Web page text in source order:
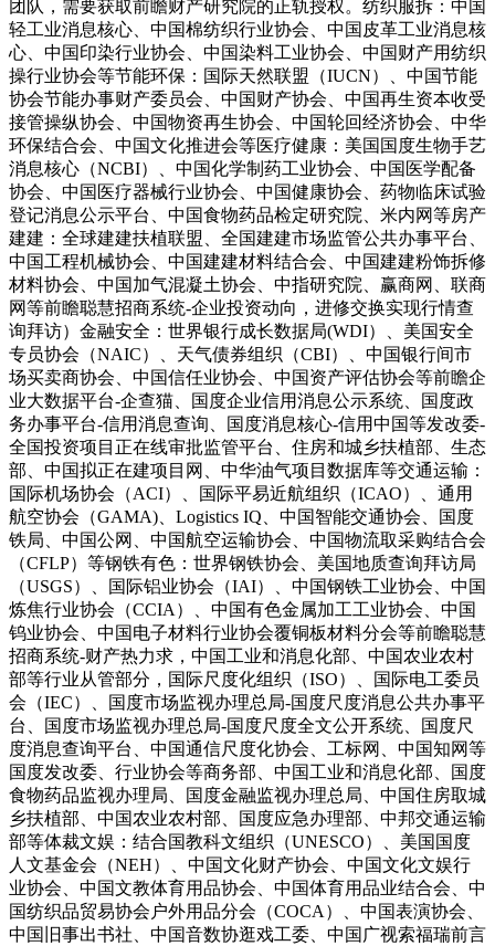
团队，需要获取前瞻财产研究院的正轨授权。纺织服拆：中国
轻工业消息核心、中国棉纺织行业协会、中国皮革工业消息核
心、中国印染行业协会、中国染料工业协会、中国财产用纺织
操行业协会等节能环保：国际天然联盟（IUCN）、中国节能
协会节能办事财产委员会、中国财产协会、中国再生资本收受
接管操纵协会、中国物资再生协会、中国轮回经济协会、中华
环保结合会、中国文化推进会等医疗健康：美国国度生物手艺
消息核心（NCBI）、中国化学制药工业协会、中国医学配备
协会、中国医疗器械行业协会、中国健康协会、药物临床试验
登记消息公示平台、中国食物药品检定研究院、米内网等房产
建建：全球建建扶植联盟、全国建建市场监管公共办事平台、
中国工程机械协会、中国建建材料结合会、中国建建粉饰拆修
材料协会、中国加气混凝土协会、中指研究院、赢商网、联商
网等前瞻聪慧招商系统-企业投资动向，进修交换实现行情查
询拜访）金融安全：世界银行成长数据局(WDI）、美国安全
专员协会（NAIC）、天气债券组织（CBI）、中国银行间市
场买卖商协会、中国信任业协会、中国资产评估协会等前瞻企
业大数据平台-企查猫、国度企业信用消息公示系统、国度政
务办事平台-信用消息查询、国度消息核心-信用中国等发改委-
全国投资项目正在线审批监管平台、住房和城乡扶植部、生态
部、中国拟正在建项目网、中华油气项目数据库等交通运输：
国际机场协会（ACI）、国际平易近航组织（ICAO）、通用
航空协会（GAMA)、Logistics IQ、中国智能交通协会、国度
铁局、中国公网、中国航空运输协会、中国物流取采购结合会
（CFLP）等钢铁有色：世界钢铁协会、美国地质查询拜访局
（USGS）、国际铝业协会（IAI）、中国钢铁工业协会、中国
炼焦行业协会（CCIA）、中国有色金属加工工业协会、中国
钨业协会、中国电子材料行业协会覆铜板材料分会等前瞻聪慧
招商系统-财产热力求，中国工业和消息化部、中国农业农村
部等行业从管部分，国际尺度化组织（ISO）、国际电工委员
会（IEC）、国度市场监视办理总局-国度尺度消息公共办事平
台、国度市场监视办理总局-国度尺度全文公开系统、国度尺
度消息查询平台、中国通信尺度化协会、工标网、中国知网等
国度发改委、行业协会等商务部、中国工业和消息化部、国度
食物药品监视办理局、国度金融监视办理总局、中国住房取城
乡扶植部、中国农业农村部、国度应急办理部、中邦交通运输
部等体裁文娱：结合国教科文组织（UNESCO）、美国国度
人文基金会（NEH）、中国文化财产协会、中国文化文娱行
业协会、中国文教体育用品协会、中国体育用品业结合会、中
国纺织品贸易协会户外用品分会（COCA）、中国表演协会、
中国旧事出书社、中国音数协逛戏工委、中国广视索福瑞前言